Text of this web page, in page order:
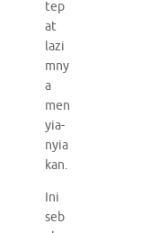
tep
at
lazi
mny
a
men
yia-
nyia
kan.
Ini
seb